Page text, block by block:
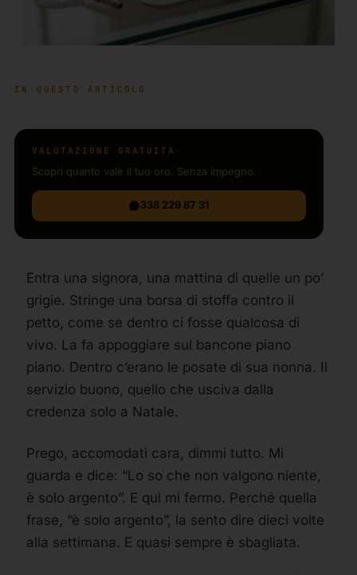
IN QUESTO ARTICOLO
VALUTAZIONE GRATUITA
Scopri quanto vale il tuo oro. Senza impegno.
338 229 87 31
Entra una signora, una mattina di quelle un po’
grigie. Stringe una borsa di stoffa contro il
petto, come se dentro ci fosse qualcosa di
vivo. La fa appoggiare sul bancone piano
piano. Dentro c’erano le posate di sua nonna. Il
servizio buono, quello che usciva dalla
credenza solo a Natale.
Prego, accomodati cara, dimmi tutto. Mi
guarda e dice: “Lo so che non valgono niente,
è solo argento”. E qui mi fermo. Perché quella
frase, “è solo argento”, la sento dire dieci volte
alla settimana. E quasi sempre è sbagliata.